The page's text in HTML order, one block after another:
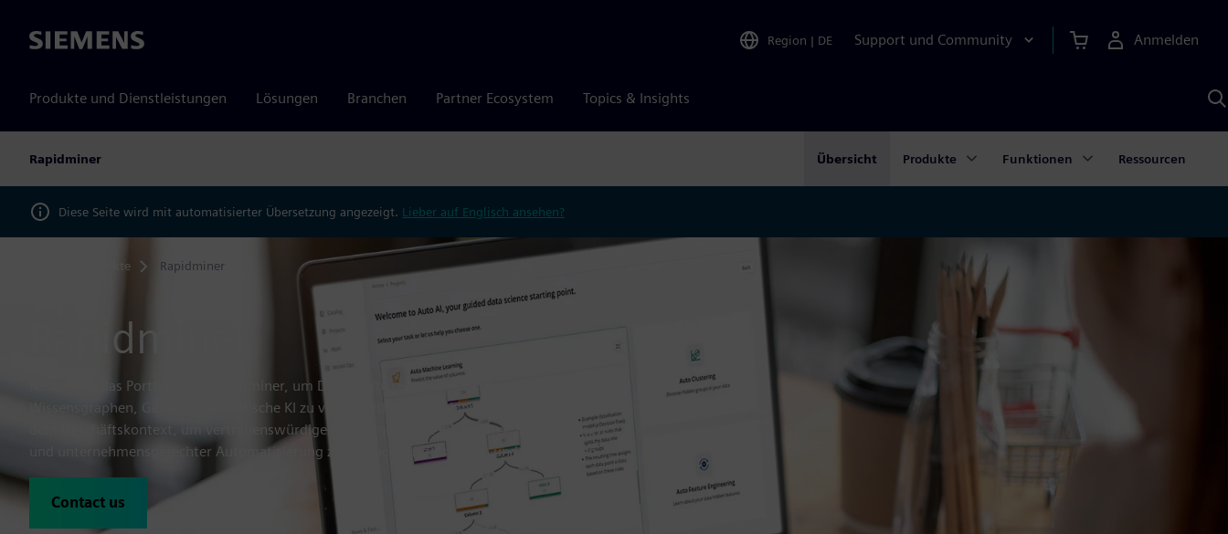
Siemens Region | DE Support und Community Anmelden
Produkte und Dienstleistungen Lösungen Branchen Partner Ecosystem Topics & Insights
KI
Rapidminer Übersicht Produkte Funktionen Ressourcen
Diese Seite wird mit automatisierter Übersetzung angezeigt. Lieber auf Englisch ansehen?
Produkte Rapidminer
Rapidminer
Nutzen Sie das Portfolio von Rapidminer, um Datenaufbereitung, maschinelles Lernen,
Wissensgraphen, GenAI und agentische KI zu vereinheitlichen. Verbinden Sie Daten mit
dem Geschäftskontext, um vertrauenswürdige KI-Lösungen mit erklärbaren Erkenntnissen
und unternehmensgerechter Automatisierung zu entwickeln, zu steuern und zu skalieren.
Contact us